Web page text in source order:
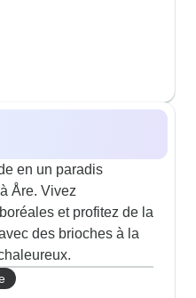
en un paradis
Åre. Vivez
et profitez de la
des brioches à la